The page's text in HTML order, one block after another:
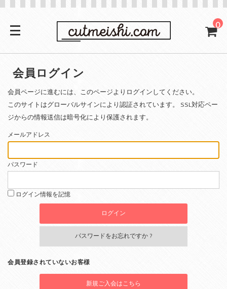
0
会員ログイン
会員ページに進むには、このページよりログインしてください。
このサイトはグローバルサインにより認証されています。 SSL対応ペー
ジからの情報送信は暗号化により保護されます。
メールアドレス
パスワード
ログイン情報を記憶
パスワードをお忘れですか ?
会員登録されていないお客様
新規ご入会はこちら